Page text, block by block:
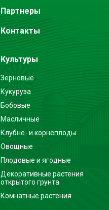
Партнеры
Контакты
Культуры
Зерновые
Кукуруза
Бобовые
Масличные
Клубне- и корнеплоды
Овощные
Плодовые и ягодные
Декоративные растения
открытого грунта
Комнатные растения